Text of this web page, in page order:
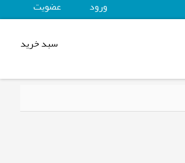
ورود عضويت
سبد خرید